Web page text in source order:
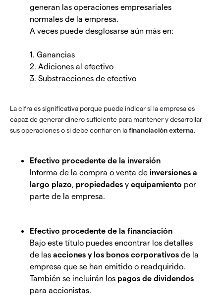
generan las operaciones empresariales
normales de la empresa.
A veces puede desglosarse aún más en:
1. Ganancias
2. Adiciones al efectivo
3. Substracciones de efectivo
La cifra es significativa porque puede indicar si la empresa es
capaz de generar dinero suficiente para mantener y desarrollar
sus operaciones o si debe confiar en lafinanciación externa.
Efectivo procedente de la inversión
Informa de la compra o venta de inversiones a
largo plazo, propiedades y equipamiento por
parte de la empresa.
Efectivo procedente de la financiación
Bajo este título puedes encontrar los detalles
de las acciones y los bonos corporativos de la
empresa que se han emitido o readquirido.
También se incluirán los pagos de dividendos
para accionistas.